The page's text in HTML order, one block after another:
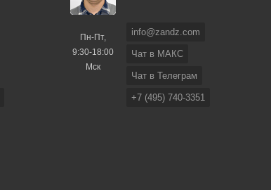
Пн-Пт,
9:30-18:00
Мск
info@zandz.com
Чат в МАКС
Чат в Телеграм
+7 (495) 740-3351